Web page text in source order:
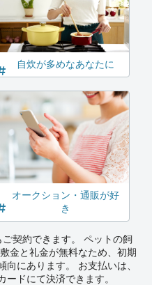
自炊が多めなあなたに
オークション・通販が好
き
契約できます。 ペットの飼
金と礼金が無料なため、初期
向にあります。 お支払いは、
ードにて決済できます。